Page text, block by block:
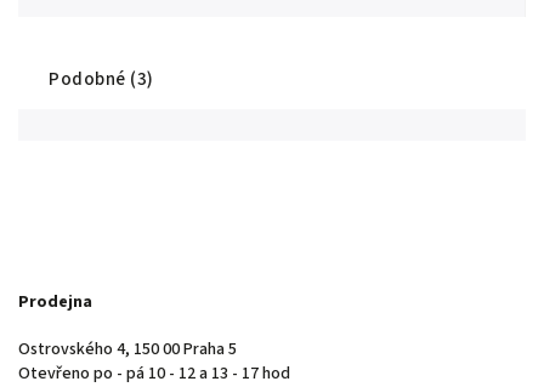
Podobné (3)
Prodejna
Ostrovského 4, 150 00 Praha 5
Otevřeno po - pá 10 - 12 a 13 - 17 hod